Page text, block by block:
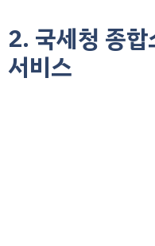
2. 국세청 종
서비스